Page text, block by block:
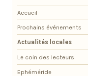
Accueil
Prochains événements
Actualités locales
Le coin des lecteurs
Ephéméride